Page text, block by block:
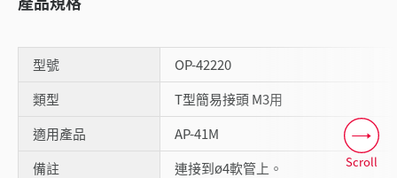
型號
OP-42220
類型
T型簡易接頭 M3用
適用產品
AP-41M
備註
連接到ø4軟管上。 Scroll